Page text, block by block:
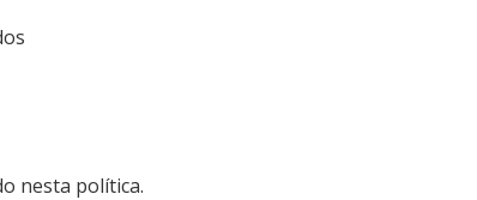
nesta política.